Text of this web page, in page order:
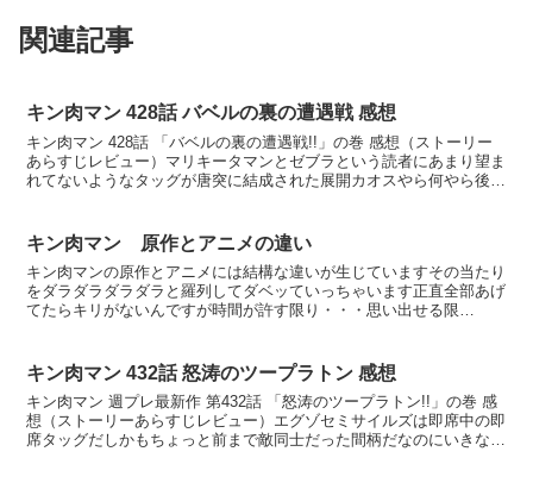
関連記事
キン肉マン 428話 バベルの裏の遭遇戦 感想
キン肉マン 428話 「バベルの裏の遭遇戦!!」の巻 感想（ストーリー
あらすじレビュー）マリキータマンとゼブラという読者にあまり望ま
れてないようなタッグが唐突に結成された展開カオスやら何やら後が
キン肉マン 原作とアニメの違い
キン肉マンの原作とアニメには結構な違いが生じていますその当たり
をダラダラダラダラと羅列してダベッていっちゃいます正直全部あげ
てたらキリがないんですが時間が許す限り・・・思い出せる限
キン肉マン 432話 怒涛のツープラトン 感想
キン肉マン 週プレ最新作 第432話 「怒涛のツープラトン!!」の巻 感
想（ストーリーあらすじレビュー）エグゾセミサイルズは即席中の即
席タッグだしかもちょっと前まで敵同士だった間柄だなのにいきなり